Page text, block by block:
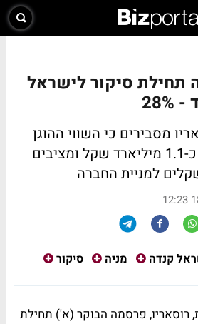
תחילת סיקור לישראל
מסבירים כי השווי ההוגן
לישראל קנדה הוא כ-1.1 מיליארד שקל ומציבים
קנדה מניה
סיקור
רוסאריו, פרסמה הבוקר (א') תחילת